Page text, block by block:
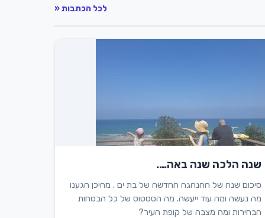
לכל הכתבות «
שנה הלכה שנה באה….
סיכום שנה של ההנהגה החדשה של בת ים . מהיכן הגענו
מה נעשה ומה עוד ייעשה. מה הסטטוס של כל הבטחות
הבחירות ומה מצבה של קופת העיר?